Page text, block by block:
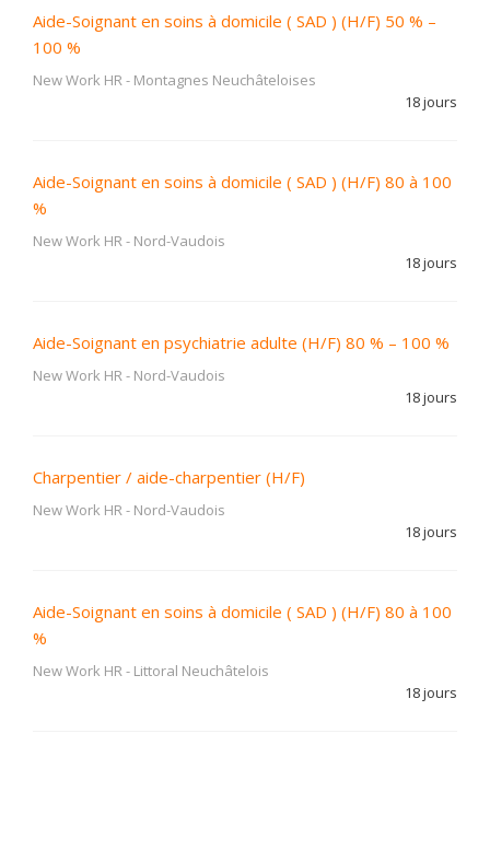
Aide-Soignant en soins à domicile ( SAD ) (H/F) 50 % –
100 %
New Work HR- Montagnes Neuchâteloises
18 jours
Aide-Soignant en soins à domicile ( SAD ) (H/F) 80 à 100
%
New Work HR- Nord-Vaudois
18 jours
Aide-Soignant en psychiatrie adulte (H/F) 80 % – 100 %
New Work HR- Nord-Vaudois
18 jours
Charpentier / aide-charpentier (H/F)
New Work HR- Nord-Vaudois
18 jours
Aide-Soignant en soins à domicile ( SAD ) (H/F) 80 à 100
%
New Work HR- Littoral Neuchâtelois
18 jours